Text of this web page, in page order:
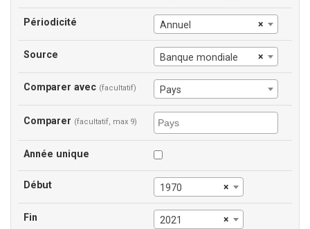
Périodicité ×
Annuel
Source ×
Banque mondiale
Comparer avec (facultatif) Pays
Comparer (facultatif, max 9)
Année unique
Début ×
1970
Fin ×
2021